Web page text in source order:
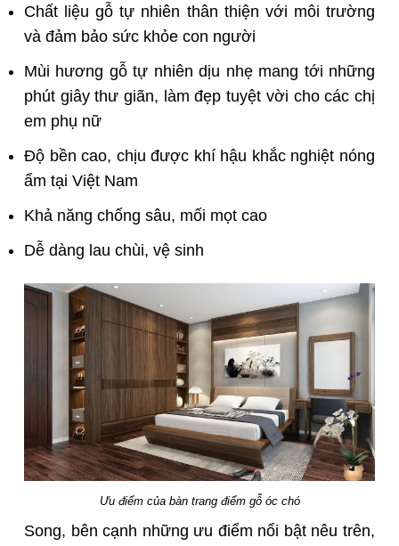
Chất liệu gỗ tự nhiên thân thiện với môi trường
và đảm bảo sức khỏe con người
Mùi hương gỗ tự nhiên dịu nhẹ mang tới những
phút giây thư giãn, làm đẹp tuyệt vời cho các chị
em phụ nữ
Độ bền cao, chịu được khí hậu khắc nghiệt nóng
ẩm tại Việt Nam
Khả năng chống sâu, mối mọt cao
Dễ dàng lau chùi, vệ sinh
Ưu điểm của bàn trang điểm gỗ óc chó
Song, bên cạnh những ưu điểm nổi bật nêu trên,